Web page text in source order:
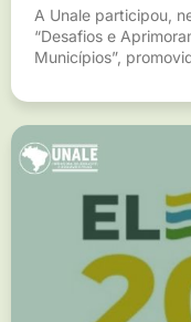
A Unale participou,
“Desafios e
Municípios”,